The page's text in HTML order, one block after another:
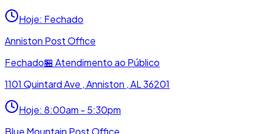
Hoje: Fechado
Anniston Post Office
Fechado🏪 Atendimento ao Público
1101 Quintard Ave , Anniston , AL 36201
Hoje: 8:00am - 5:30pm
Blue Mountain Post Office